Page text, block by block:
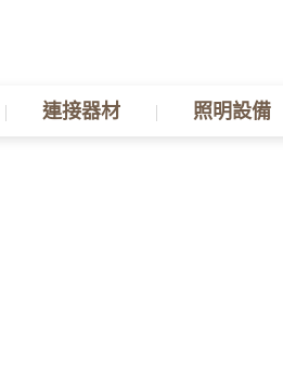
連接器材 照明設備